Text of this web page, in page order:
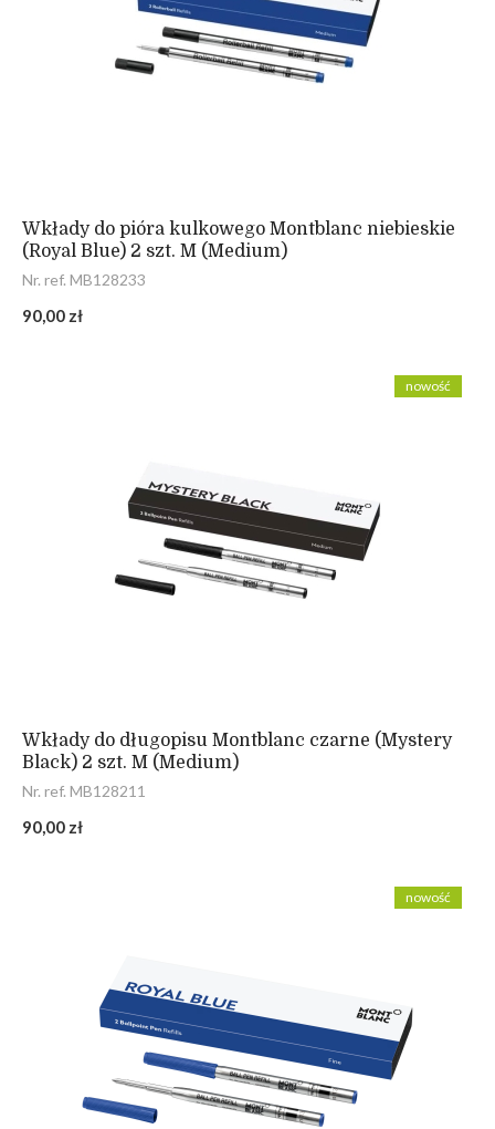
Wkłady do pióra kulkowego Montblanc niebieskie
(Royal Blue) 2 szt. M (Medium)
Nr. ref. MB128233
90,00 zł
Wkłady do długopisu Montblanc czarne (Mystery
Black) 2 szt. M (Medium)
Nr. ref. MB128211
90,00 zł
nowość
nowość